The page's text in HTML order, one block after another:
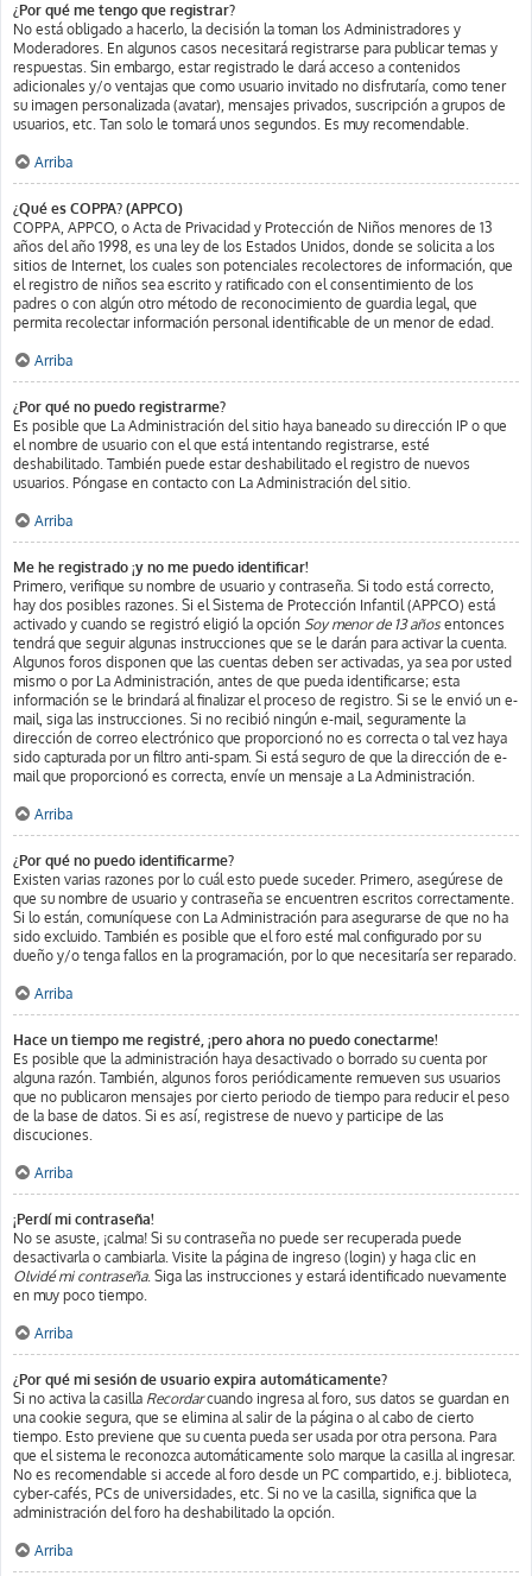
¿Por qué me tengo que registrar?
No está obligado a hacerlo, la decisión la toman los Administradores y
Moderadores. En algunos casos necesitará registrarse para publicar temas y
respuestas. Sin embargo, estar registrado le dará acceso a contenidos
adicionales y/o ventajas que como usuario invitado no disfrutaría, como tener
su imagen personalizada (avatar), mensajes privados, suscripción a grupos de
usuarios, etc. Tan solo le tomará unos segundos. Es muy recomendable.
Arriba
¿Qué es COPPA? (APPCO)
COPPA, APPCO, o Acta de Privacidad y Protección de Niños menores de 13
años del año 1998, es una ley de los Estados Unidos, donde se solicita a los
sitios de Internet, los cuales son potenciales recolectores de información, que
el registro de niños sea escrito y ratificado con el consentimiento de los
padres o con algún otro método de reconocimiento de guardia legal, que
permita recolectar información personal identificable de un menor de edad.
Arriba
¿Por qué no puedo registrarme?
Es posible que La Administración del sitio haya baneado su dirección IP o que
el nombre de usuario con el que está intentando registrarse, esté
deshabilitado. También puede estar deshabilitado el registro de nuevos
usuarios. Póngase en contacto con La Administración del sitio.
Arriba
Me he registrado ¡y no me puedo identificar!
Primero, verifique su nombre de usuario y contraseña. Si todo está correcto,
hay dos posibles razones. Si el Sistema de Protección Infantil (APPCO) está
activado y cuando se registró eligió la opción Soy menor de 13 años entonces
tendrá que seguir algunas instrucciones que se le darán para activar la cuenta.
Algunos foros disponen que las cuentas deben ser activadas, ya sea por usted
mismo o por La Administración, antes de que pueda identificarse; esta
información se le brindará al finalizar el proceso de registro. Si se le envió un e-
mail, siga las instrucciones. Si no recibió ningún e-mail, seguramente la
dirección de correo electrónico que proporcionó no es correcta o tal vez haya
sido capturada por un filtro anti-spam. Si está seguro de que la dirección de e-
mail que proporcionó es correcta, envíe un mensaje a La Administración.
Arriba
¿Por qué no puedo identificarme?
Existen varias razones por lo cuál esto puede suceder. Primero, asegúrese de
que su nombre de usuario y contraseña se encuentren escritos correctamente.
Si lo están, comuníquese con La Administración para asegurarse de que no ha
sido excluido. También es posible que el foro esté mal configurado por su
dueño y/o tenga fallos en la programación, por lo que necesitaría ser reparado.
Arriba
Hace un tiempo me registré, ¡pero ahora no puedo conectarme!
Es posible que la administración haya desactivado o borrado su cuenta por
alguna razón. También, algunos foros periódicamente remueven sus usuarios
que no publicaron mensajes por cierto periodo de tiempo para reducir el peso
de la base de datos. Si es así, registrese de nuevo y participe de las
discuciones.
Arriba
¡Perdí mi contraseña!
No se asuste, ¡calma! Si su contraseña no puede ser recuperada puede
desactivarla o cambiarla. Visite la página de ingreso (login) y haga clic en
Olvidé mi contraseña. Siga las instrucciones y estará identificado nuevamente
en muy poco tiempo.
Arriba
¿Por qué mi sesión de usuario expira automáticamente?
Si no activa la casilla Recordarcuando ingresa al foro, sus datos se guardan en
una cookie segura, que se elimina al salir de la página o al cabo de cierto
tiempo. Esto previene que su cuenta pueda ser usada por otra persona. Para
que el sistema le reconozca automáticamente solo marque la casilla al ingresar.
No es recomendable si accede al foro desde un PC compartido, e.j. biblioteca,
cyber-cafés, PCs de universidades, etc. Si no ve la casilla, significa que la
administración del foro ha deshabilitado la opción.
Arriba